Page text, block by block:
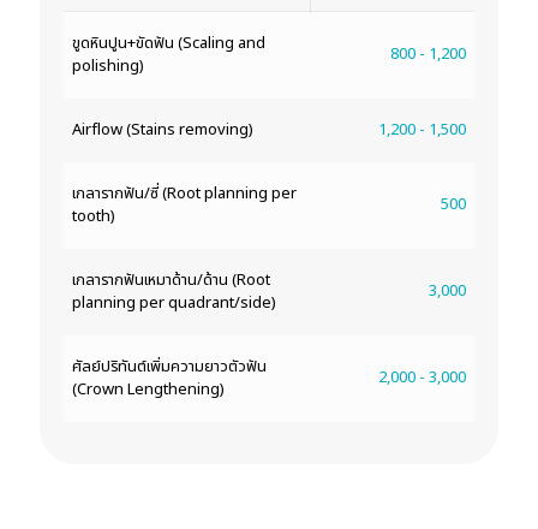
ขูดหินปูน+ขัดฟัน (Scaling and
polishing)
800 - 1,200
Airflow (Stains removing) 1,200 - 1,500
เกลารากฟัน/ซี่ (Root planning per
tooth)
500
เกลารากฟันเหมาด้าน/ด้าน (Root
planning per quadrant/side)
3,000
ศัลย์ปริทันต์เพิ่มความยาวตัวฟัน
(Crown Lengthening)
2,000 - 3,000